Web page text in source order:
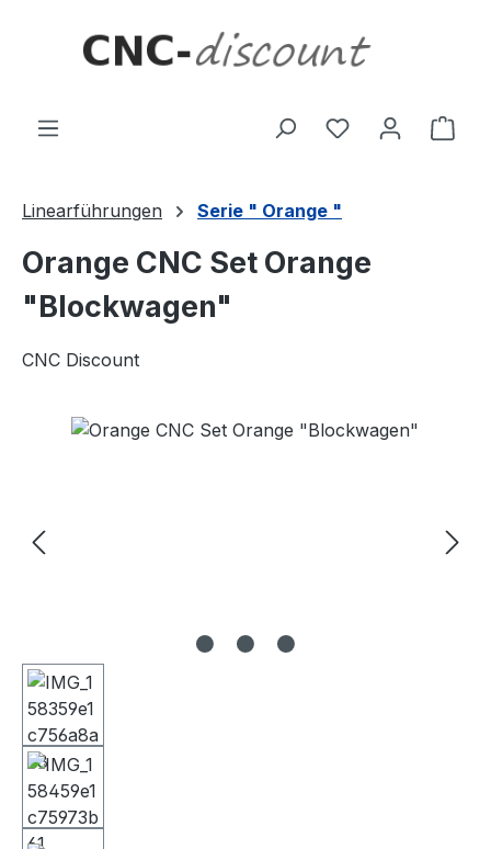
Linearführungen Serie " Orange "
Orange CNC Set Orange
"Blockwagen"
CNC Discount
Bildergalerie überspringen